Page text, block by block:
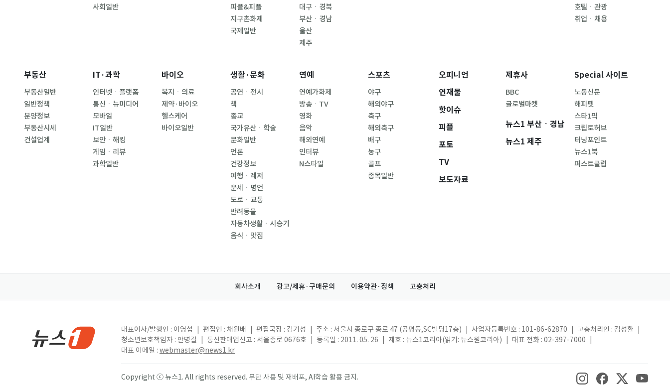
사회일반
피플&피플
지구촌화제
국제일반
대구ㆍ경북
부산ㆍ경남
울산
제주
호텔ㆍ관광
취업ㆍ채용
부동산
부동산일반
일반정책
분양정보
부동산시세
건설업계
IT·과학
인터넷ㆍ플랫폼
통신ㆍ뉴미디어
모바일
IT일반
보안ㆍ해킹
게임ㆍ리뷰
과학일반
바이오
복지ㆍ의료
제약·바이오
헬스케어
바이오일반
생활·문화
공연ㆍ전시
책
종교
국가유산ㆍ학술
문화일반
언론
건강정보
여행ㆍ레저
운세ㆍ명언
도로ㆍ교통
반려동물
자동차생활ㆍ시승기
음식ㆍ맛집
연예
연예가화제
방송ㆍTV
영화
음악
해외연예
인터뷰
N스타일
스포츠
야구
해외야구
축구
해외축구
배구
농구
골프
종목일반
오피니언
연재물
핫이슈
피플
포토
TV
보도자료
제휴사
BBC
글로벌마켓
뉴스1 부산ㆍ경남
뉴스1 제주
Special 사이트
노동신문
해피펫
스타1픽
크립토허브
터닝포인트
뉴스1북
퍼스트클럽
회사소개 광고/제휴·구매문의 이용약관·정책 고충처리
대표이사/발행인 : 이영섭 편집인 : 채원배 편집국장 : 김기성 주소 : 서울시 종로구 종로 47 (공평동,SC빌딩17층) 사업자등록번호 : 101-86-62870 고충처리인 : 김성환
청소년보호책임자 : 안병길
통신판매업신고 : 서울종로 0676호 등록일 : 2011. 05. 26 제호 : 뉴스1코리아(읽기: 뉴스원코리아) 대표 전화 : 02-397-7000
대표 이메일 : webmaster@news1.kr
Copyright ⓒ 뉴스1. All rights reserved. 무단 사용 및 재배포, AI학습 활용 금지.